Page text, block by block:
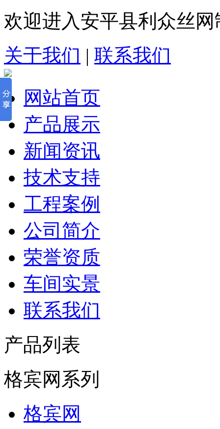
欢迎进入安平县利众丝
关于我们 | 联系我们
网站首页
产品展示
新闻资讯
技术支持
工程案例
公司简介
荣誉资质
车间实景
联系我们
产品列表
格宾网系列
格宾网